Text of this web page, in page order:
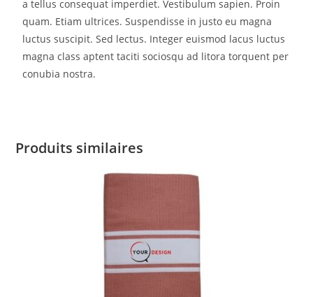
a tellus consequat imperdiet. Vestibulum sapien. Proin
quam. Etiam ultrices. Suspendisse in justo eu magna
luctus suscipit. Sed lectus. Integer euismod lacus luctus
magna class aptent taciti sociosqu ad litora torquent per
conubia nostra.
Produits similaires